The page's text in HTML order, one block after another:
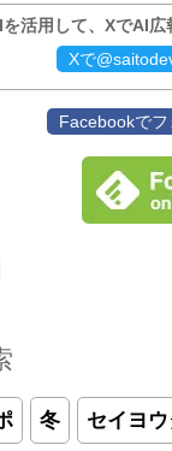
活用して、XでAI広
Xで
Facebookでフ
冬 セイヨ